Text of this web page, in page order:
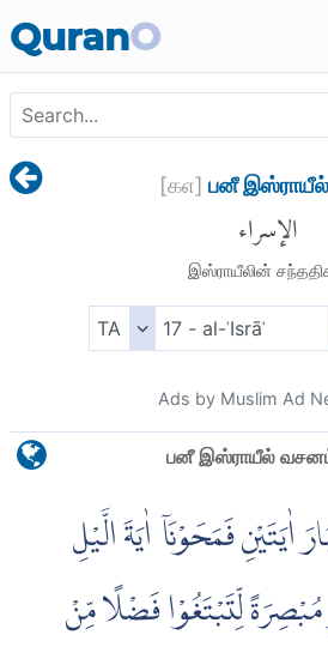
QuranO
[௧௭] பனீ இஸ்ராயீல்
الإسراء
இஸ்ராயீலின்
Ads by Muslim Ad
பனீ இஸ்ராயீல்
اٰيَتَيْنِ فَمَحَوْنَآ اٰيَةَ الَّيْلِ
مُبْصِرَةً لِّتَبْتَغُوْا فَضْلًا مِّنْ